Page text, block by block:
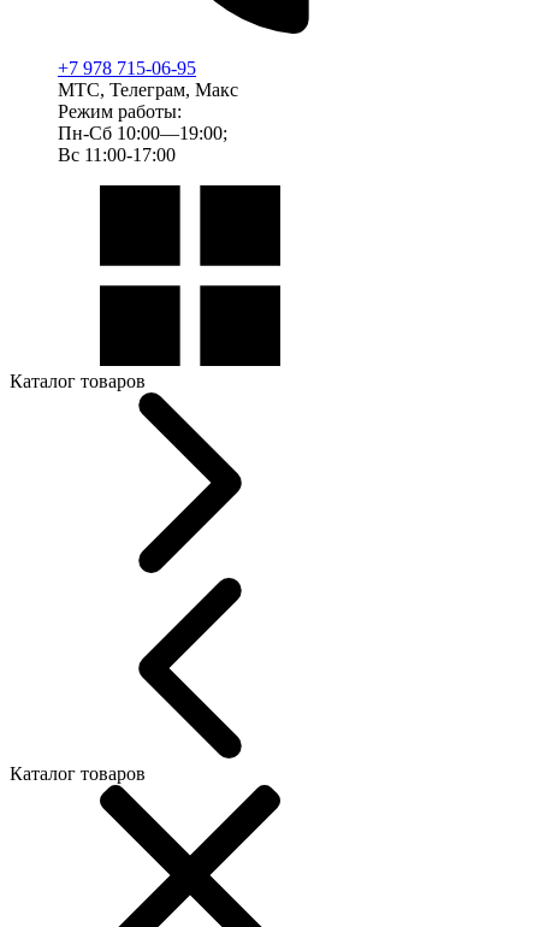
+7 978 715-06-95
МТС, Телеграм, Макс
Режим работы:
Пн-Сб 10:00—19:00;
Вс 11:00-17:00
Каталог товаров
Каталог товаров